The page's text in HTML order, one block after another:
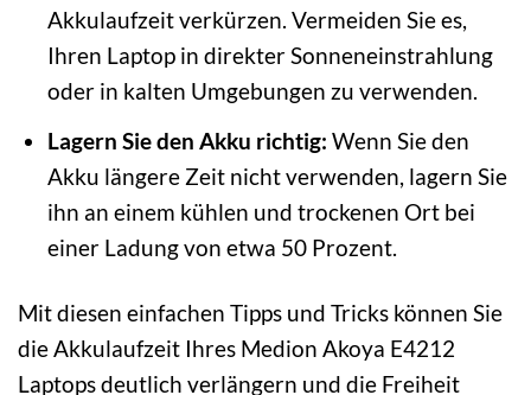
Akkulaufzeit verkürzen. Vermeiden Sie es,
Ihren Laptop in direkter Sonneneinstrahlung
oder in kalten Umgebungen zu verwenden.
Lagern Sie den Akku richtig: Wenn Sie den
Akku längere Zeit nicht verwenden, lagern Sie
ihn an einem kühlen und trockenen Ort bei
einer Ladung von etwa 50 Prozent.
Mit diesen einfachen Tipps und Tricks können Sie
die Akkulaufzeit Ihres Medion Akoya E4212
Laptops deutlich verlängern und die Freiheit